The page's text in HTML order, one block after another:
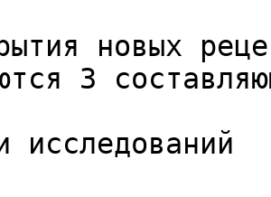
новых
3
исследований